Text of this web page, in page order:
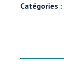
Catégories :